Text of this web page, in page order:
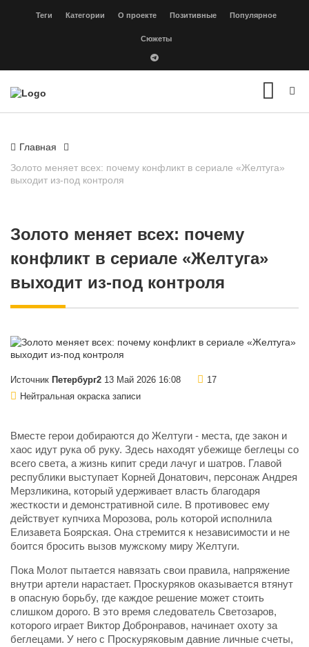
Теги Категории О проекте Позитивные Популярное
Сюжеты
Главная
Золото меняет всех: почему конфликт в сериале «Желтуга»
выходит из-под контроля
Золото меняет всех: почему
конфликт в сериале «Желтуга»
выходит из-под контроля
Источник Петербург2 13 Май 2026 16:08
17
Нейтральная окраска записи
Вместе герои добираются до Желтуги - места, где закон и
хаос идут рука об руку. Здесь находят убежище беглецы со
всего света, а жизнь кипит среди лачуг и шатров. Главой
республики выступает Корней Донатович, персонаж Андрея
Мерзликина, который удерживает власть благодаря
жесткости и демонстративной силе. В противовес ему
действует купчиха Морозова, роль которой исполнила
Елизавета Боярская. Она стремится к независимости и не
боится бросить вызов мужскому миру Желтуги.
Пока Молот пытается навязать свои правила, напряжение
внутри артели нарастает. Проскуряков оказывается втянут
в опасную борьбу, где каждое решение может стоить
слишком дорого. В это время следователь Светозаров,
которого играет Виктор Добронравов, начинает охоту за
беглецами. У него с Проскуряковым давние личные счеты,